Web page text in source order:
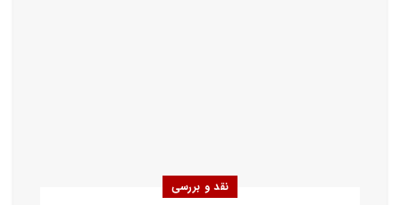
نقد و بررسی